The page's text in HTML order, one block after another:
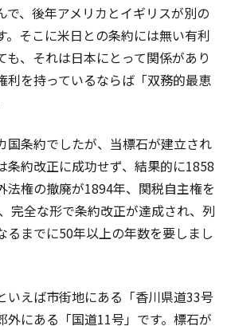
で、後年アメリカとイギリスが別の
。そこに米日との条約には無い有利
も、それは日本にとって関係があり
利を持っているならば「双務的最恵
国条約でしたが、当標石が建立され
条約改正に成功せず、結果的に1858
法権の撤廃が1894年、関税自主権を
完全な形で条約改正が達成され、列
るまでに50年以上の年数を要しまし
いえば市街地にある「香川県道33号
外にある「国道11号」です。標石が